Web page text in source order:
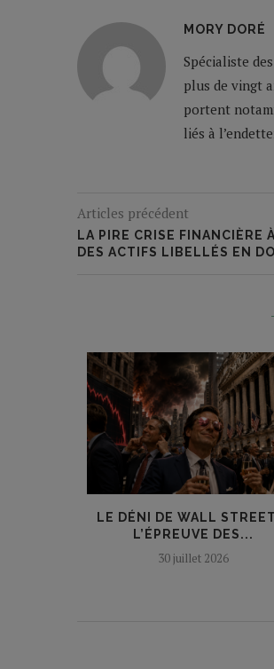
MORY DORÉ
Spécialiste
plus de vingt
portent
liés à
Articles précédent
LA PIRE CRISE FINANCIÈRE
DES ACTIFS LIBELLÉS EN
LE DÉNI DE WALL
L’ÉPREUVE DES...
30 juillet 2026